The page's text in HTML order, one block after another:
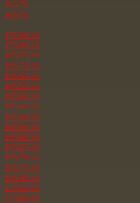
265/70
265/75
175/60/16
175/80/16
185/55/16
185/75/16
195/50/16
195/55/16
195/60/16
205/45/16
205/50/16
205/55/16
205/60/16
205/65/16
205/70/16
205/75/16
205/80/16
215/55/16
215/60/16